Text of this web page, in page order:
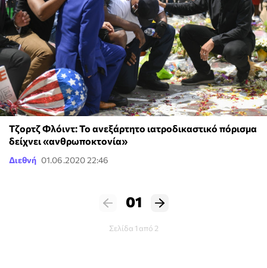
Τζορτζ Φλόιντ: Το ανεξάρτητο ιατροδικαστικό πόρισμα
δείχνει «ανθρωποκτονία»
Διεθνή 01.06.2020 22:46
01
Σελίδα 1 από 2